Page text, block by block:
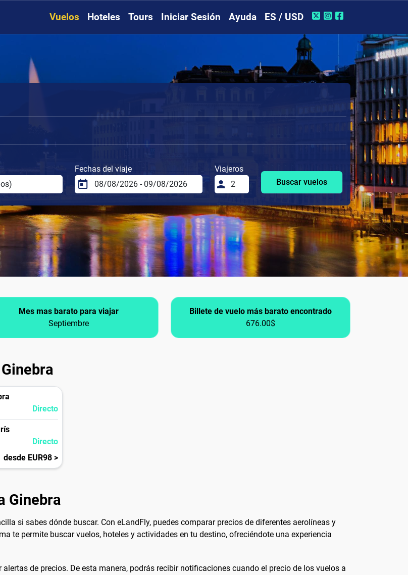
Vuelos Hoteles Tours Iniciar Sesión Ayuda ES / USD
Fechas del viaje
Viajeros
Buscar vuelos
Mes mas barato para viajar
Septiembre
Billete de vuelo más barato encontrado
676.00$
Directo
Directo
desde EUR98 >
Ginebra
si sabes dónde buscar. Con eLandFly, puedes comparar precios de diferentes aerolíneas y
te permite buscar vuelos, hoteles y actividades en tu destino, ofreciéndote una experiencia
de precios. De esta manera, podrás recibir notificaciones cuando el precio de los vuelos a